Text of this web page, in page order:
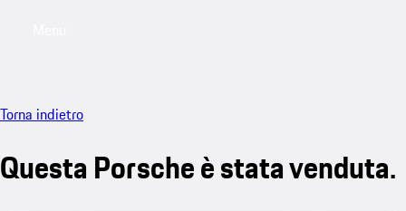
Torna indietro
Questa Porsche è stata venduta.